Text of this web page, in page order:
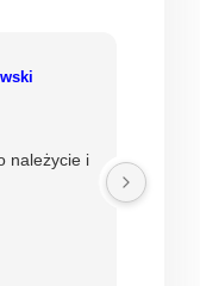
należycie i